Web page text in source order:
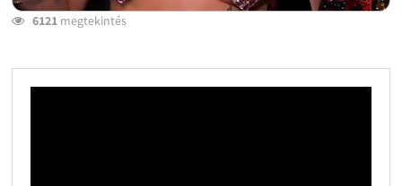
6121megtekintés